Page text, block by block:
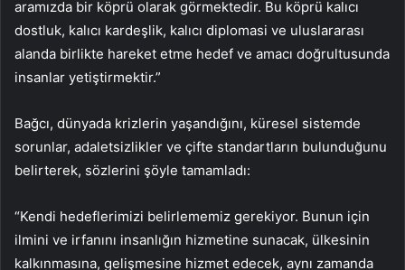
aramızda bir köprü olarak görmektedir. Bu köprü kalıcı
dostluk, kalıcı kardeşlik, kalıcı diplomasi ve uluslararası
alanda birlikte hareket etme hedef ve amacı doğrultusunda
insanlar yetiştirmektir.”
Bağcı, dünyada krizlerin yaşandığını, küresel sistemde
sorunlar, adaletsizlikler ve çifte standartların bulunduğunu
belirterek, sözlerini şöyle tamamladı:
“Kendi hedeflerimizi belirlememiz gerekiyor. Bunun için
ilmini ve irfanını insanlığın hizmetine sunacak, ülkesinin
kalkınmasına, gelişmesine hizmet edecek, aynı zamanda